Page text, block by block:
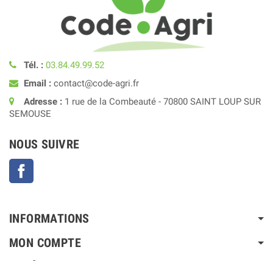
Tél. : 03.84.49.99.52
Email : contact@code-agri.fr
Adresse : 1 rue de la Combeauté - 70800 SAINT LOUP SUR
SEMOUSE
NOUS SUIVRE
INFORMATIONS
MON COMPTE